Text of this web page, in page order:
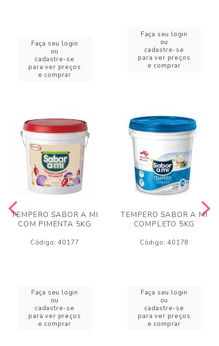
Faça seu login
ou
cadastre-se
para ver preços
e comprar
Faça seu login
ou
cadastre-se
para ver preços
e comprar
TEMPERO SABOR A MI
COM PIMENTA 5KG
Código: 40177
Faça seu login
ou
cadastre-se
para ver preços
e comprar
TEMPERO SABOR A MI
COMPLETO 5KG
Código: 40178
Faça seu login
ou
cadastre-se
para ver preços
e comprar